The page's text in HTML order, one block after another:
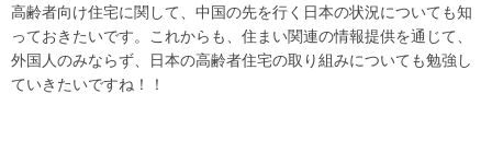
高齢者向け住宅に関して、中国の先を行く日本の状況についても知
っておきたいです。これからも、住まい関連の情報提供を通じて、
外国人のみならず、日本の高齢者住宅の取り組みについても勉強し
ていきたいですね！！